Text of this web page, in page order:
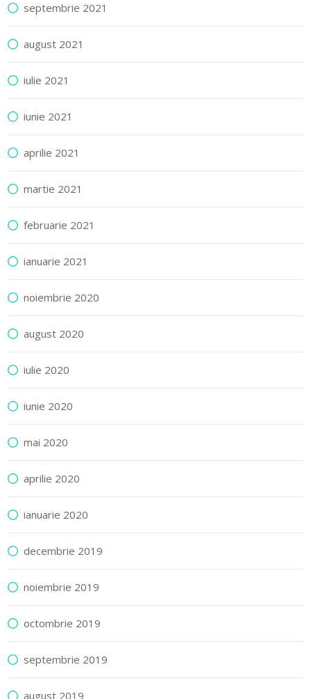
septembrie 2021
august 2021
iulie 2021
iunie 2021
aprilie 2021
martie 2021
februarie 2021
ianuarie 2021
noiembrie 2020
august 2020
iulie 2020
iunie 2020
mai 2020
aprilie 2020
ianuarie 2020
decembrie 2019
noiembrie 2019
octombrie 2019
septembrie 2019
august 2019